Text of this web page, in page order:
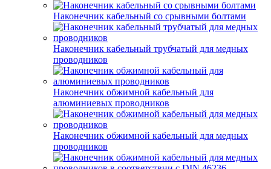
Наконечник кабельный со срывными болтами
Наконечник кабельный трубчатый для медных
проводников
Наконечник обжимной кабельный для
алюминиевых проводников
Наконечник обжимной кабельный для медных
проводников